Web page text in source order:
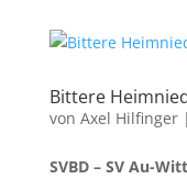
Bittere
von Axel Hilfinger|
SVBD – SV Au-